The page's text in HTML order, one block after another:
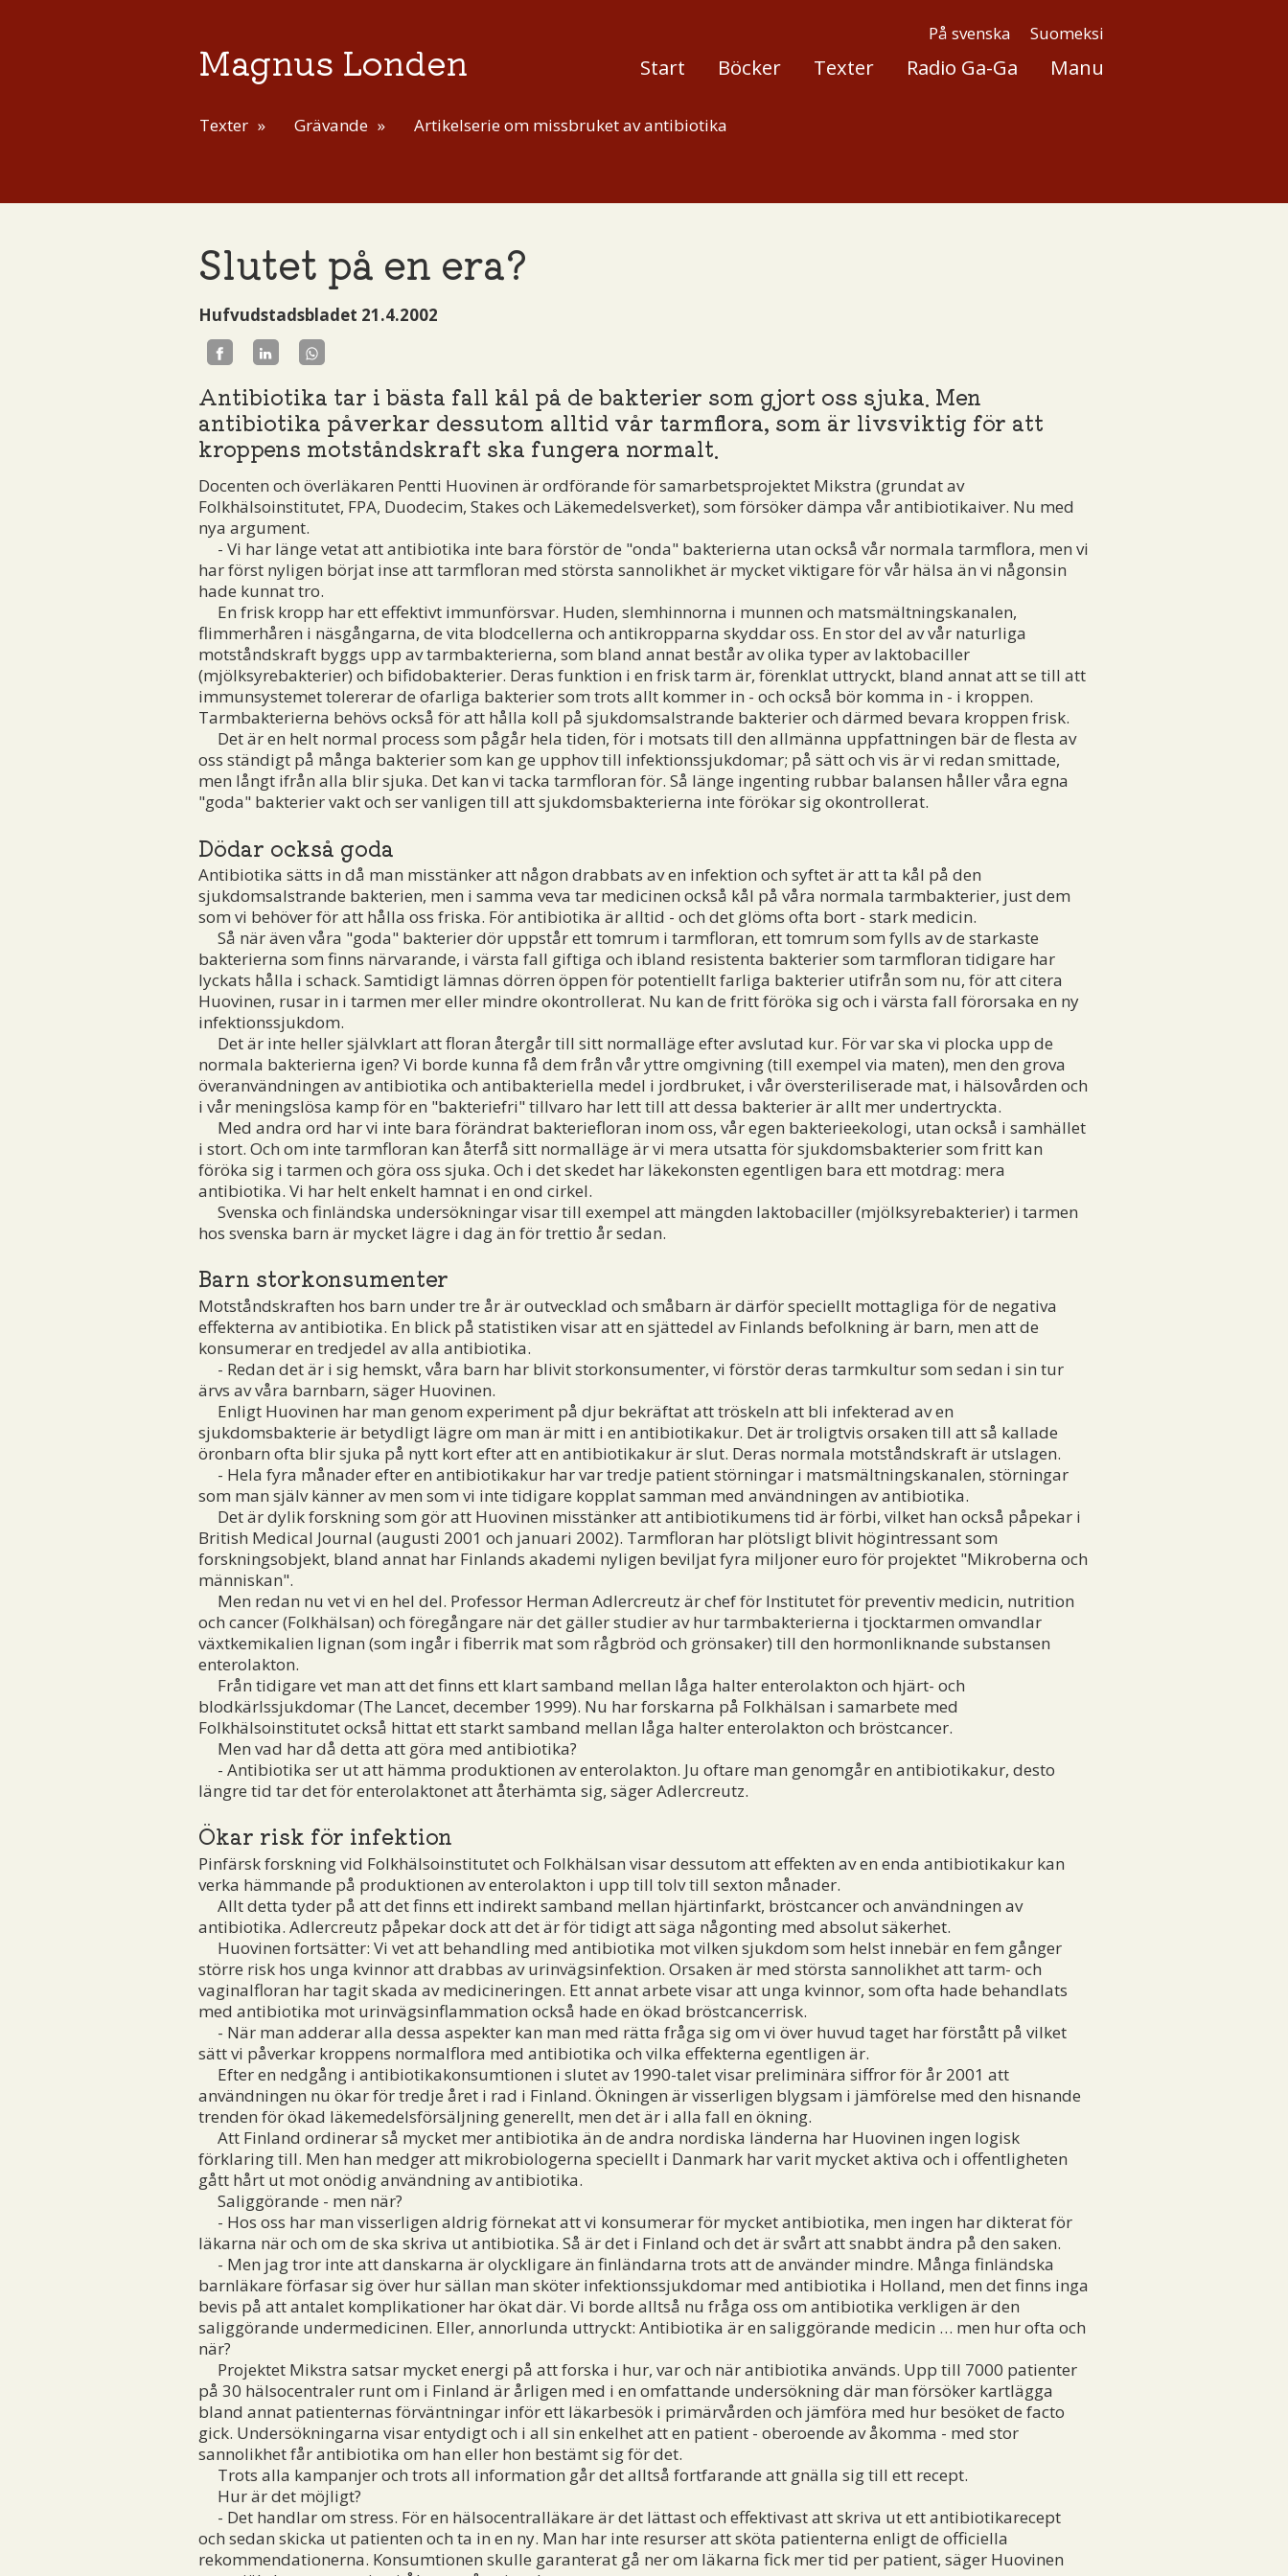
Magnus Londen
På svenska Suomeksi
Start Böcker Texter Radio Ga-Ga Manu
Texter Grävande Artikelserie om missbruket av antibiotika
Slutet på en era?
Hufvudstadsbladet 21.4.2002
Antibiotika tar i bästa fall kål på de bakterier som gjort oss sjuka. Men
antibiotika påverkar dessutom alltid vår tarmflora, som är livsviktig för att
kroppens motståndskraft ska fungera normalt.
Docenten och överläkaren Pentti Huovinen är ordförande för samarbetsprojektet Mikstra (grundat av
Folkhälsoinstitutet, FPA, Duodecim, Stakes och Läkemedelsverket), som försöker dämpa vår antibiotikaiver. Nu med
nya argument.
- Vi har länge vetat att antibiotika inte bara förstör de "onda" bakterierna utan också vår normala tarmflora, men vi
har först nyligen börjat inse att tarmfloran med största sannolikhet är mycket viktigare för vår hälsa än vi någonsin
hade kunnat tro.
En frisk kropp har ett effektivt immunförsvar. Huden, slemhinnorna i munnen och matsmältningskanalen,
flimmerhåren i näsgångarna, de vita blodcellerna och antikropparna skyddar oss. En stor del av vår naturliga
motståndskraft byggs upp av tarmbakterierna, som bland annat består av olika typer av laktobaciller
(mjölksyrebakterier) och bifidobakterier. Deras funktion i en frisk tarm är, förenklat uttryckt, bland annat att se till att
immunsystemet tolererar de ofarliga bakterier som trots allt kommer in - och också bör komma in - i kroppen.
Tarmbakterierna behövs också för att hålla koll på sjukdomsalstrande bakterier och därmed bevara kroppen frisk.
Det är en helt normal process som pågår hela tiden, för i motsats till den allmänna uppfattningen bär de flesta av
oss ständigt på många bakterier som kan ge upphov till infektionssjukdomar; på sätt och vis är vi redan smittade,
men långt ifrån alla blir sjuka. Det kan vi tacka tarmfloran för. Så länge ingenting rubbar balansen håller våra egna
"goda" bakterier vakt och ser vanligen till att sjukdomsbakterierna inte förökar sig okontrollerat.
Dödar också goda
Antibiotika sätts in då man misstänker att någon drabbats av en infektion och syftet är att ta kål på den
sjukdomsalstrande bakterien, men i samma veva tar medicinen också kål på våra normala tarmbakterier, just dem
som vi behöver för att hålla oss friska. För antibiotika är alltid - och det glöms ofta bort - stark medicin.
Så när även våra "goda" bakterier dör uppstår ett tomrum i tarmfloran, ett tomrum som fylls av de starkaste
bakterierna som finns närvarande, i värsta fall giftiga och ibland resistenta bakterier som tarmfloran tidigare har
lyckats hålla i schack. Samtidigt lämnas dörren öppen för potentiellt farliga bakterier utifrån som nu, för att citera
Huovinen, rusar in i tarmen mer eller mindre okontrollerat. Nu kan de fritt föröka sig och i värsta fall förorsaka en ny
infektionssjukdom.
Det är inte heller självklart att floran återgår till sitt normalläge efter avslutad kur. För var ska vi plocka upp de
normala bakterierna igen? Vi borde kunna få dem från vår yttre omgivning (till exempel via maten), men den grova
överanvändningen av antibiotika och antibakteriella medel i jordbruket, i vår översteriliserade mat, i hälsovården och
i vår meningslösa kamp för en "bakteriefri" tillvaro har lett till att dessa bakterier är allt mer undertryckta.
Med andra ord har vi inte bara förändrat bakteriefloran inom oss, vår egen bakterieekologi, utan också i samhället
i stort. Och om inte tarmfloran kan återfå sitt normalläge är vi mera utsatta för sjukdomsbakterier som fritt kan
föröka sig i tarmen och göra oss sjuka. Och i det skedet har läkekonsten egentligen bara ett motdrag: mera
antibiotika. Vi har helt enkelt hamnat i en ond cirkel.
Svenska och finländska undersökningar visar till exempel att mängden laktobaciller (mjölksyrebakterier) i tarmen
hos svenska barn är mycket lägre i dag än för trettio år sedan.
Barn storkonsumenter
Motståndskraften hos barn under tre år är outvecklad och småbarn är därför speciellt mottagliga för de negativa
effekterna av antibiotika. En blick på statistiken visar att en sjättedel av Finlands befolkning är barn, men att de
konsumerar en tredjedel av alla antibiotika.
- Redan det är i sig hemskt, våra barn har blivit storkonsumenter, vi förstör deras tarmkultur som sedan i sin tur
ärvs av våra barnbarn, säger Huovinen.
Enligt Huovinen har man genom experiment på djur bekräftat att tröskeln att bli infekterad av en
sjukdomsbakterie är betydligt lägre om man är mitt i en antibiotikakur. Det är troligtvis orsaken till att så kallade
öronbarn ofta blir sjuka på nytt kort efter att en antibiotikakur är slut. Deras normala motståndskraft är utslagen.
- Hela fyra månader efter en antibiotikakur har var tredje patient störningar i matsmältningskanalen, störningar
som man själv känner av men som vi inte tidigare kopplat samman med användningen av antibiotika.
Det är dylik forskning som gör att Huovinen misstänker att antibiotikumens tid är förbi, vilket han också påpekar i
British Medical Journal (augusti 2001 och januari 2002). Tarmfloran har plötsligt blivit högintressant som
forskningsobjekt, bland annat har Finlands akademi nyligen beviljat fyra miljoner euro för projektet "Mikroberna och
människan".
Men redan nu vet vi en hel del. Professor Herman Adlercreutz är chef för Institutet för preventiv medicin, nutrition
och cancer (Folkhälsan) och föregångare när det gäller studier av hur tarmbakterierna i tjocktarmen omvandlar
växtkemikalien lignan (som ingår i fiberrik mat som rågbröd och grönsaker) till den hormonliknande substansen
enterolakton.
Från tidigare vet man att det finns ett klart samband mellan låga halter enterolakton och hjärt- och
blodkärlssjukdomar (The Lancet, december 1999). Nu har forskarna på Folkhälsan i samarbete med
Folkhälsoinstitutet också hittat ett starkt samband mellan låga halter enterolakton och bröstcancer.
Men vad har då detta att göra med antibiotika?
- Antibiotika ser ut att hämma produktionen av enterolakton. Ju oftare man genomgår en antibiotikakur, desto
längre tid tar det för enterolaktonet att återhämta sig, säger Adlercreutz.
Ökar risk för infektion
Pinfärsk forskning vid Folkhälsoinstitutet och Folkhälsan visar dessutom att effekten av en enda antibiotikakur kan
verka hämmande på produktionen av enterolakton i upp till tolv till sexton månader.
Allt detta tyder på att det finns ett indirekt samband mellan hjärtinfarkt, bröstcancer och användningen av
antibiotika. Adlercreutz påpekar dock att det är för tidigt att säga någonting med absolut säkerhet.
Huovinen fortsätter: Vi vet att behandling med antibiotika mot vilken sjukdom som helst innebär en fem gånger
större risk hos unga kvinnor att drabbas av urinvägsinfektion. Orsaken är med största sannolikhet att tarm- och
vaginalfloran har tagit skada av medicineringen. Ett annat arbete visar att unga kvinnor, som ofta hade behandlats
med antibiotika mot urinvägsinflammation också hade en ökad bröstcancerrisk.
- När man adderar alla dessa aspekter kan man med rätta fråga sig om vi över huvud taget har förstått på vilket
sätt vi påverkar kroppens normalflora med antibiotika och vilka effekterna egentligen är.
Efter en nedgång i antibiotikakonsumtionen i slutet av 1990-talet visar preliminära siffror för år 2001 att
användningen nu ökar för tredje året i rad i Finland. Ökningen är visserligen blygsam i jämförelse med den hisnande
trenden för ökad läkemedelsförsäljning generellt, men det är i alla fall en ökning.
Att Finland ordinerar så mycket mer antibiotika än de andra nordiska länderna har Huovinen ingen logisk
förklaring till. Men han medger att mikrobiologerna speciellt i Danmark har varit mycket aktiva och i offentligheten
gått hårt ut mot onödig användning av antibiotika.
Saliggörande - men när?
- Hos oss har man visserligen aldrig förnekat att vi konsumerar för mycket antibiotika, men ingen har dikterat för
läkarna när och om de ska skriva ut antibiotika. Så är det i Finland och det är svårt att snabbt ändra på den saken.
- Men jag tror inte att danskarna är olyckligare än finländarna trots att de använder mindre. Många finländska
barnläkare förfasar sig över hur sällan man sköter infektionssjukdomar med antibiotika i Holland, men det finns inga
bevis på att antalet komplikationer har ökat där. Vi borde alltså nu fråga oss om antibiotika verkligen är den
saliggörande undermedicinen. Eller, annorlunda uttryckt: Antibiotika är en saliggörande medicin … men hur ofta och
när?
Projektet Mikstra satsar mycket energi på att forska i hur, var och när antibiotika används. Upp till 7000 patienter
på 30 hälsocentraler runt om i Finland är årligen med i en omfattande undersökning där man försöker kartlägga
bland annat patienternas förväntningar inför ett läkarbesök i primärvården och jämföra med hur besöket de facto
gick. Undersökningarna visar entydigt och i all sin enkelhet att en patient - oberoende av åkomma - med stor
sannolikhet får antibiotika om han eller hon bestämt sig för det.
Trots alla kampanjer och trots all information går det alltså fortfarande att gnälla sig till ett recept.
Hur är det möjligt?
- Det handlar om stress. För en hälsocentralläkare är det lättast och effektivast att skriva ut ett antibiotikarecept
och sedan skicka ut patienten och ta in en ny. Man har inte resurser att sköta patienterna enligt de officiella
rekommendationerna. Konsumtionen skulle garanterat gå ner om läkarna fick mer tid per patient, säger Huovinen